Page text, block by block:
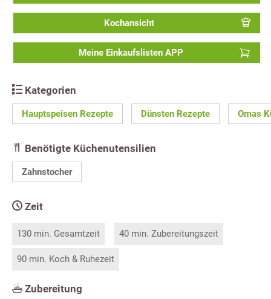
Kochansicht
Meine Einkaufslisten APP
Kategorien
Hauptspeisen Rezepte Dünsten Rezepte Omas
Benötigte Küchenutensilien
Zahnstocher
Zeit
130 min. Gesamtzeit 40 min. Zubereitungszeit
90 min. Koch & Ruhezeit
Zubereitung